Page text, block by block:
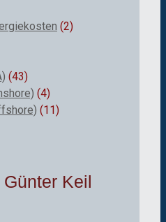
(2)
(43)
(4)
(11)
Keil